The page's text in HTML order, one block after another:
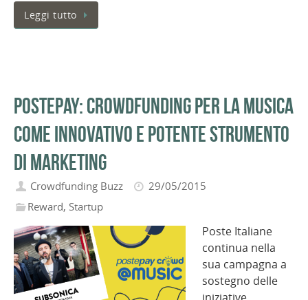
Leggi tutto
Postepay: crowdfunding per la musica
come innovativo e potente strumento
di marketing
Crowdfunding Buzz
29/05/2015
Reward, Startup
Poste Italiane
continua nella
sua campagna a
sostegno delle